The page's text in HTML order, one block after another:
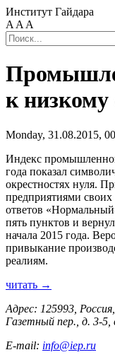
Институт Гайдара
A A A
к низкому
Monday, 31.08.2015,
Индекс
года показал
окрестностях нуля.
предприятиями
ответов
пять пунктов и
начала 2015 года.
привыкание
реалиям.
читать →
Адрес: 125993,
Газетный пер., д. 3-5,
E-mail: info@iep.ru